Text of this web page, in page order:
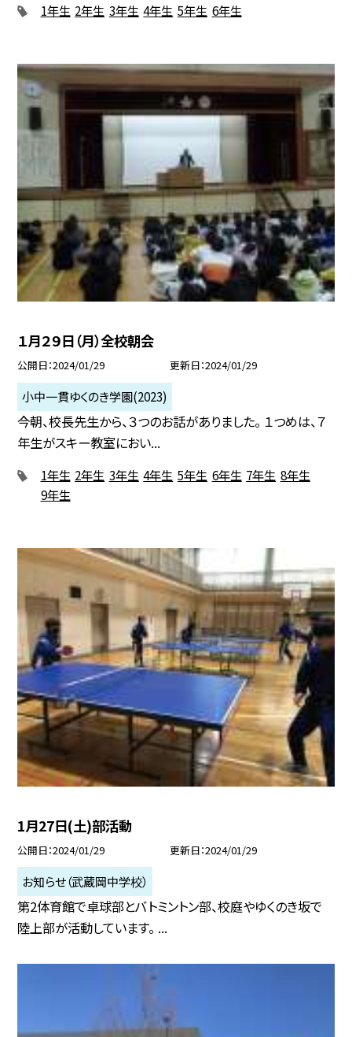
1年生 2年生 3年生 4年生 5年生 6年生
１月２９日（月）全校朝会
公開日 2024/01/29 更新日 2024/01/29
小中一貫ゆくのき学園(2023)
今朝、校長先生から、３つのお話がありました。 １つめは、７
年生がスキー教室におい...
1年生 2年生 3年生 4年生 5年生 6年生 7年生 8年生
9年生
1月27日(土)部活動
公開日 2024/01/29 更新日 2024/01/29
お知らせ（武蔵岡中学校）
第2体育館で卓球部とバトミントン部、校庭やゆくのき坂で
陸上部が活動しています。 ...